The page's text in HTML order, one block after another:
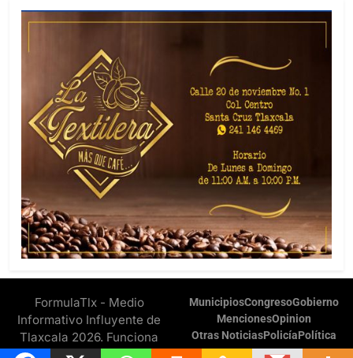
FormulaTlx - Medio
Informativo Influyente de
Tlaxcala 2026. Funciona
gracias aBlazeThemes
MunicipiosCongresoGobierno
MencionesOpinion
Otras NoticiasPolicíaPolítica